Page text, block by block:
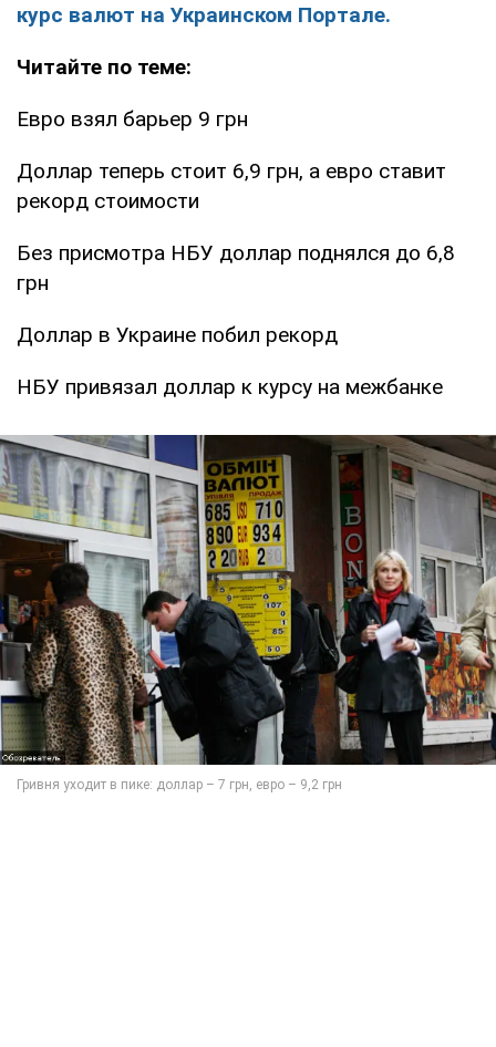
курс валют на Украинском Портале.
Читайте по теме:
Евро взял барьер 9 грн
Доллар теперь стоит 6,9 грн, а евро ставит
рекорд стоимости
Без присмотра НБУ доллар поднялся до 6,8
грн
Доллар в Украине побил рекорд
НБУ привязал доллар к курсу на межбанке